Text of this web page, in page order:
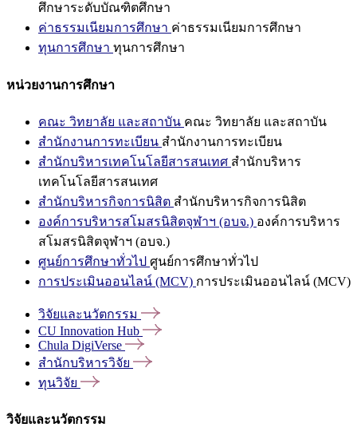
ศึกษาระดับบัณฑิตศึกษา
ค่าธรรมเนียมการศึกษา ค่าธรรมเนียมการศึกษา
ทุนการศึกษา ทุนการศึกษา
หน่วยงานการศึกษา
คณะ วิทยาลัย และสถาบัน คณะ วิทยาลัย และสถาบัน
สำนักงานการทะเบียน สำนักงานการทะเบียน
สำนักบริหารเทคโนโลยีสารสนเทศ สำนักบริหาร
เทคโนโลยีสารสนเทศ
สำนักบริหารกิจการนิสิต สำนักบริหารกิจการนิสิต
องค์การบริหารสโมสรนิสิตจุฬาฯ (อบจ.) องค์การบริหาร
สโมสรนิสิตจุฬาฯ (อบจ.)
ศูนย์การศึกษาทั่วไป ศูนย์การศึกษาทั่วไป
การประเมินออนไลน์ (MCV) การประเมินออนไลน์ (MCV)
วิจัยและนวัตกรรม
CU Innovation Hub
Chula DigiVerse
สำนักบริหารวิจัย
ทุนวิจัย
วิจัยและนวัตกรรม